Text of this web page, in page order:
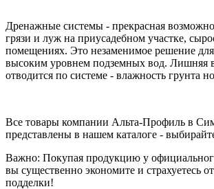
Дренажные системы - прекрасная
грязи и луж на приусадебном участке,
помещениях. Это незаменимое решение для
высоким уровнем подземных вод. Лишняя
отводится по системе - влажность грунта
Все товары компании Альта-Профиль в
представлены в нашем каталоге -
Важно: Покупая продукцию у
вы существенно экономите и страхуетесь
подделки!